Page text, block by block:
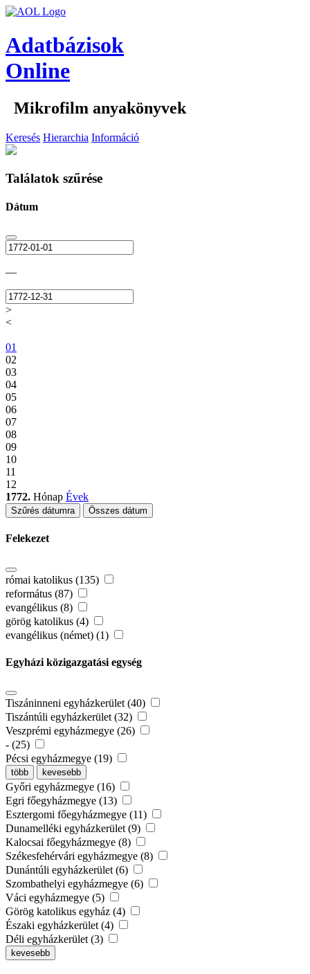
Adatbázisok
Online
Mikrofilm anyakönyvek
Keresés Hierarchia Információ
Találatok szűrése
Dátum
—
>
<
01
02
03
04
05
06
07
08
09
10
11
12
1772. Hónap Évek
Szűrés dátumra Összes dátum
Felekezet
római katolikus (135)
református (87)
evangélikus (8)
görög katolikus (4)
evangélikus (német) (1)
Egyházi közigazgatási egység
Tiszáninneni egyházkerület (40)
Tiszántúli egyházkerület (32)
Veszprémi egyházmegye (26)
- (25)
Pécsi egyházmegye (19)
több kevesebb
Győri egyházmegye (16)
Egri főegyházmegye (13)
Esztergomi főegyházmegye (11)
Dunamelléki egyházkerület (9)
Kalocsai főegyházmegye (8)
Székesfehérvári egyházmegye (8)
Dunántúli egyházkerület (6)
Szombathelyi egyházmegye (6)
Váci egyházmegye (5)
Görög katolikus egyház (4)
Északi egyházkerület (4)
Déli egyházkerület (3)
kevesebb